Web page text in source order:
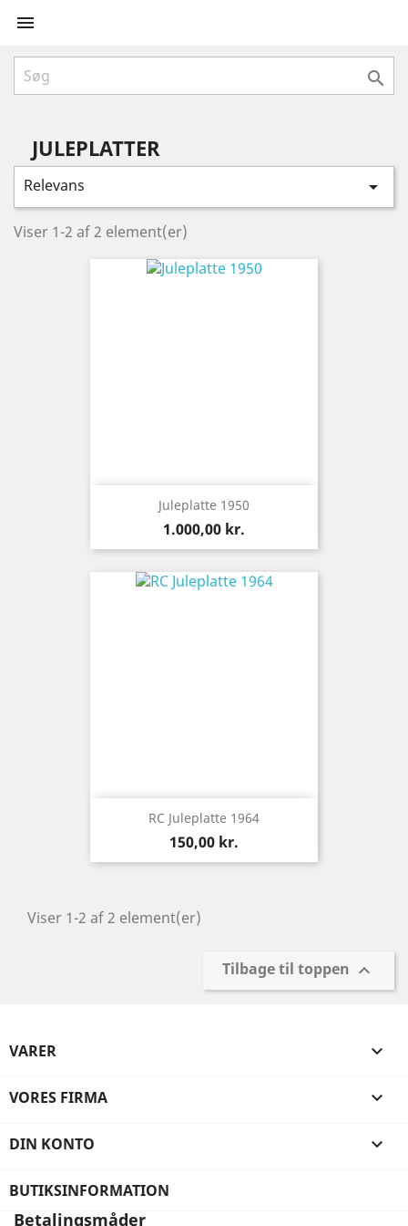


JULEPLATTER
Relevans 
Viser 1-2 af 2 element(er)
Juleplatte 1950
Pris
1.000,00 kr.
RC Juleplatte 1964
Pris
150,00 kr.
Viser 1-2 af 2 element(er)
Tilbage til toppen 
VARER 
VORES FIRMA 
DIN KONTO 
BUTIKSINFORMATION
Betalingsmåder